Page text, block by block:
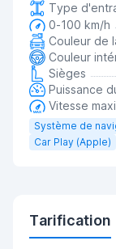
Type
0-100 km/h
Couleur de
Couleur
Sièges
Puissance
Vitesse
Système de
Car Play (Apple)
Tarification